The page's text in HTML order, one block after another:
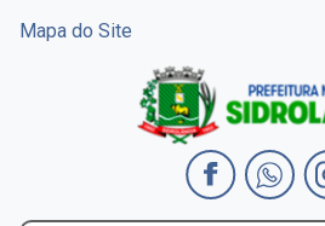
Mapa do Site